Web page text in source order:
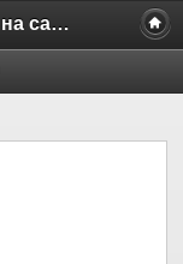
Бесплатные объявления на сайте MILAMO.ru